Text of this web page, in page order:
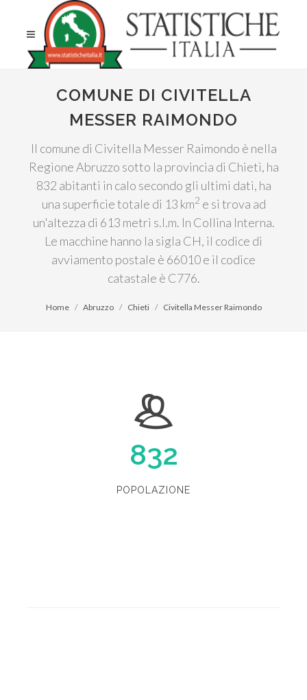
COMUNE DI CIVITELLA
MESSER RAIMONDO
Il comune di Civitella Messer Raimondo è nella
Regione Abruzzo sotto la provincia di Chieti, ha
832 abitanti in calo secondo gli ultimi dati, ha
una superficie totale di 13 km2 e si trova ad
un'altezza di 613 metri s.l.m. In Collina Interna.
Le macchine hanno la sigla CH, il codice di
avviamento postale è 66010 e il codice
catastale è C776.
Home Abruzzo Chieti Civitella Messer Raimondo
832
POPOLAZIONE